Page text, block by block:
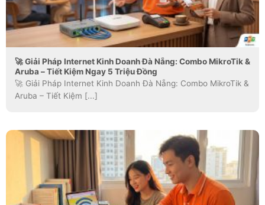
🚀 Giải Pháp Internet Kinh Doanh Đà Nẵng: Combo MikroTik &
Aruba – Tiết Kiệm Ngay 5 Triệu Đồng
🚀 Giải Pháp Internet Kinh Doanh Đà Nẵng: Combo MikroTik &
Aruba – Tiết Kiệm [...]